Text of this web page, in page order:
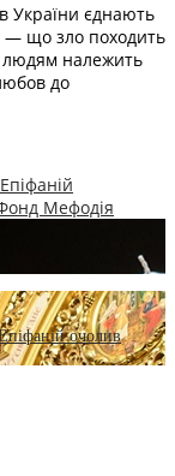
України єднають
— що зло походить
людям належить
до
Мефодія
очолив